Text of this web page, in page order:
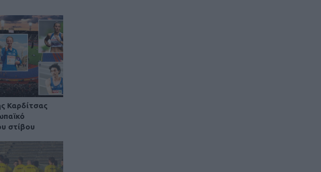
Καρδίτσας
στίβου